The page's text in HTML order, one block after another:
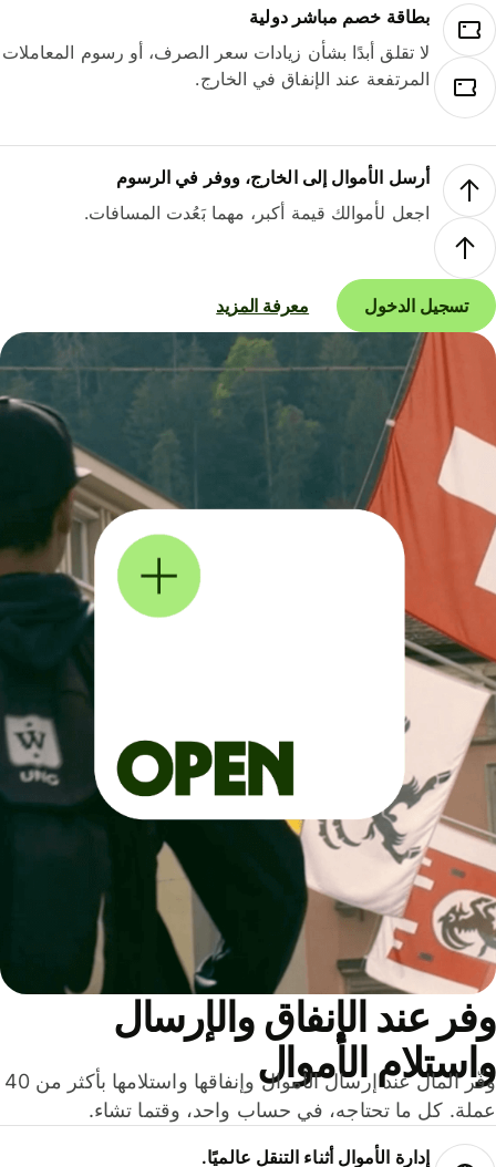
بطاقة خصم مباشر دولية
لا تقلق أبدًا بشأن زيادات سعر الصرف، أو رسوم المعاملات
المرتفعة عند الإنفاق في الخارج.
أرسل الأموال إلى الخارج، ووفر في الرسوم
اجعل لأموالك قيمة أكبر، مهما بَعُدت المسافات.
تسجيل الدخول معرفة المزيد
عند الإنفاق والإرسال
الأموال
وفّر المال عند إرسال الأموال وإنفاقها واستلامها بأكثر من 40
كل ما تحتاجه، في حساب واحد، وقتما تشاء.
إدارة الأموال أثناء التنقل عالميًا.